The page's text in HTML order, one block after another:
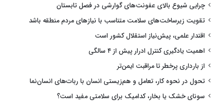
چرایی شیوع بالای عفونت‌های گوارشی در فصل تابستان
تقویت زیرساخت‌های سلامت متناسب با نیازهای مردم منطقه باشد
اقتدار علمی، پیش‌نیاز استقلال کشور است
اهمیت یادگیری کنترل ادرار پیش از ۴ سالگی
از بارداری پرخطر تا مراقبت ایمن‌تر
تحول در نحوه کار، تعامل و هم‌زیستی انسان با ربات‌های انسان‌نما
سونای خشک یا بخار، کدامیک برای سلامتی مفید است؟